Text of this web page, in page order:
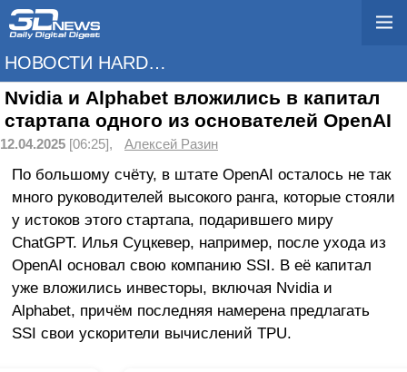
НОВОСТИ HARDWARE
Nvidia и Alphabet вложились в капитал
стартапа одного из основателей OpenAI
12.04.2025 [06:25], Алексей Разин
По большому счёту, в штате OpenAI осталось не так
много руководителей высокого ранга, которые стояли
у истоков этого стартапа, подарившего миру
ChatGPT. Илья Суцкевер, например, после ухода из
OpenAI основал свою компанию SSI. В её капитал
уже вложились инвесторы, включая Nvidia и
Alphabet, причём последняя намерена предлагать
SSI свои ускорители вычислений TPU.